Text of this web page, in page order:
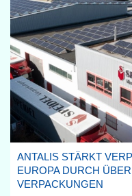
ANTALIS STÄRKT
EUROPA DURCH
VERPACKUNGEN